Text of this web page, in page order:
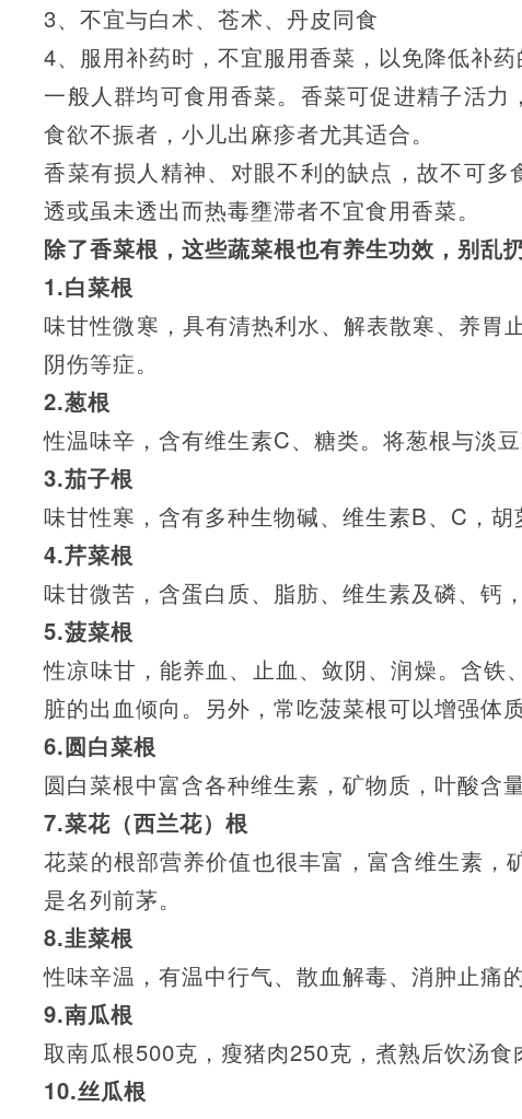
3、不宜与白术、苍术、丹皮同食
4、服用补药时，不宜服用香菜，以免降低补药
一般人群均可食用香菜。香菜可促进精子活
食欲不振者，小儿出麻疹者尤其适合。
香菜有损人精神、对眼不利的缺点，故不可
透或虽未透出而热毒壅滞者不宜食用香菜。
除了香菜根，这些蔬菜根也有养生功效，别乱
1.白菜根
味甘性微寒，具有清热利水、解表散寒、养胃
阴伤等症。
2.葱根
性温味辛，含有维生素C、糖类。将葱根与淡
3.茄子根
味甘性寒，含有多种生物碱、维生素B、C，
4.芹菜根
味甘微苦，含蛋白质、脂肪、维生素及磷、钙
5.菠菜根
性凉味甘，能养血、止血、敛阴、润燥。含
脏的出血倾向。另外，常吃菠菜根可以增强体
6.圆白菜根
圆白菜根中富含各种维生素，矿物质，叶酸含
7.菜花（西兰花）根
花菜的根部营养价值也很丰富，富含维生素
是名列前茅。
8.韭菜根
性味辛温，有温中行气、散血解毒、消肿止痛
9.南瓜根
取南瓜根500克，瘦猪肉250克，煮熟后饮汤食
10.丝瓜根